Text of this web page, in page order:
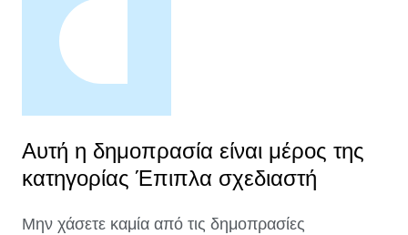
Αυτή η δημοπρασία είναι μέρος της
κατηγορίας Έπιπλα σχεδιαστή
Μην χάσετε καμία από τις δημοπρασίες